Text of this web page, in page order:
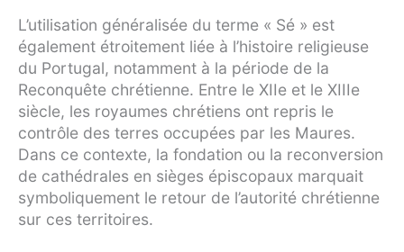
L’utilisation généralisée du terme « Sé » est
également étroitement liée à l’histoire religieuse
du Portugal, notamment à la période de la
Reconquête chrétienne. Entre le XIIe et le XIIIe
siècle, les royaumes chrétiens ont repris le
contrôle des terres occupées par les Maures.
Dans ce contexte, la fondation ou la reconversion
de cathédrales en sièges épiscopaux marquait
symboliquement le retour de l’autorité chrétienne
sur ces territoires.